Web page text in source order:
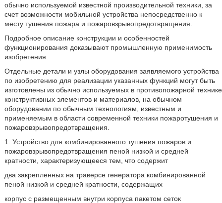
обычно используемой известной производительной техники, за
счет возможности мобильной устройства непосредственно к
месту тушения пожара и пожаровзрывопредотвращения.
Подробное описание конструкции и особенностей
функционирования доказывают промышленную применимость
изобретения.
Отдельные детали и узлы оборудования заявляемого устройства
по изобретению для реализации указанных функций могут быть
изготовлены из обычно используемых в противопожарной технике
конструктивных элементов и материалов, на обычном
оборудовании по обычным технологиям, известным и
применяемым в области современной техники пожаротушения и
пожаровзрывопредотвращения.
1. Устройство для комбинированного тушения пожаров и
пожаровзрывопредотвращения пеной низкой и средней
кратности, характеризующееся тем, что содержит
два закрепленных на траверсе генератора комбинированной
пеной низкой и средней кратности, содержащих
корпус с размещенным внутри корпуса пакетом сеток